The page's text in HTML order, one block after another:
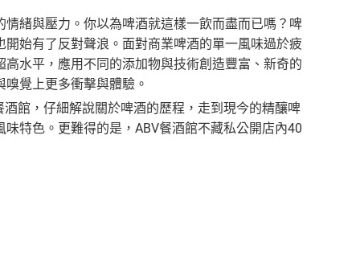
緒與壓力。你以為啤酒就這樣一飲而盡而已嗎？啤
始有了反對聲浪。面對商業啤酒的單一風味過於疲
水平，應用不同的添加物與技術創造豐富、新奇的
覺上更多衝擊與體驗。
館，仔細解說關於啤酒的歷程，走到現今的精釀啤
特色。更難得的是，ABV餐酒館不藏私公開店內40